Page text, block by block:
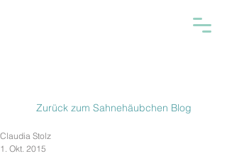
Zurück zum Sahnehäubchen Blog
Claudia Stolz
1. Okt. 2015